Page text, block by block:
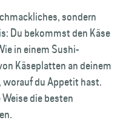
sondern
Du bekommst den Käse
in einem Sushi-
Käseplatten an deinem
du Appetit hast.
die besten